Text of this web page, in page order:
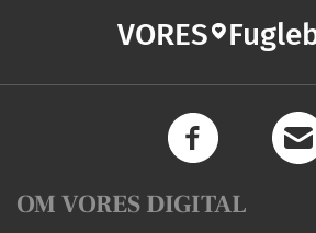
VORES
OM VORES DIGITAL